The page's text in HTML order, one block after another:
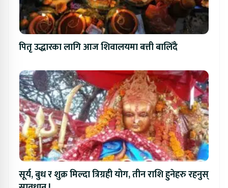
पितृ उद्धारका लागि आज शिवालयमा बत्ती बालिँदै
सूर्य, बुध र शुक्र मिल्दा त्रिग्रही योग, तीन राशि हुनेहरु रहनुस्